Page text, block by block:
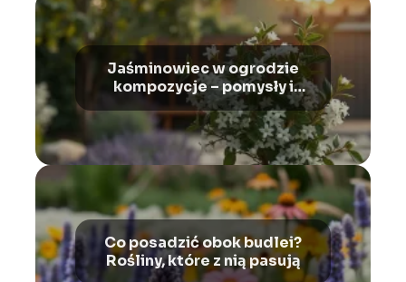
Jaśminowiec w ogrodzie
kompozycje – pomysły i
aranżacje
Co posadzić obok budlei?
Rośliny, które z nią pasują